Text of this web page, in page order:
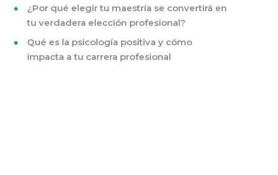
¿Por qué elegir tu maestría se convertirá en
tu verdadera elección profesional?
Qué es la psicología positiva y cómo
impacta a tu carrera profesional